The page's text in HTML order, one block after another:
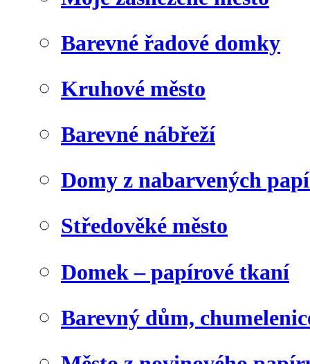
Barevné řadové domky
Kruhové město
Barevné nábřeží
Domy z nabarvených
Středověké město
Domek – papírové tkaní
Barevný dům,